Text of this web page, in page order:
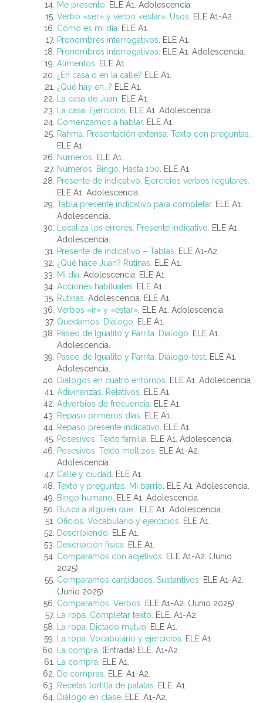
Me presento. ELE A1. Adolescencia.
Verbo «ser» y verbo «estar». Usos. ELE A1-A2.
Cómo es mi día. ELE A1.
Pronombres interrogativos. ELE A1.
Pronombres interrogativos. ELE A1. Adolescencia.
Alimentos. ELE A1.
¿En casa o en la calle? ELE A1.
¿Qué hay en…? ELE A1.
La casa de Juan. ELE A1.
La casa. Ejercicios. ELE A1. Adolescencia.
Comenzamos a hablar. ELE A1.
Rahma. Presentación extensa. Texto con preguntas.
ELE A1.
Números. ELE A1.
Números. Bingo. Hasta 100. ELE A1.
Presente de indicativo. Ejercicios verbos regulares.
ELE A1. Adolescencia.
Tabla presente indicativo para completar. ELE A1.
Adolescencia.
Localiza los errores. Presente indicativo. ELE A1.
Adolescencia.
Presente de indicativo – Tablas. ELE A1-A2.
¿Qué hace Juan? Rutinas. ELE A1.
Mi día. Adolescencia. ELE A1.
Acciones habituales. ELE A1.
Rutinas. Adolescencia. ELE A1.
Verbos «ir» y «estar». ELE A1. Adolescencia.
Quedamos. Diálogo. ELE A1.
Paseo de Igualito y Parrita. Diálogo. ELE A1.
Adolescencia.
Paseo de Igualito y Parrita. Diálogo-test. ELE A1.
Adolescencia.
Diálogos en cuatro entornos. ELE A1. Adolescencia.
Adivinanzas. Relativos. ELE A1.
Adverbios de frecuencia. ELE A1.
Repaso primeros días. ELE A1.
Repaso presente indicativo. ELE A1.
Posesivos. Texto familia. ELE A1. Adolescencia.
Posesivos. Texto mellizos. ELE A1-A2.
Adolescencia.
Calle y ciudad. ELE A1.
Texto y preguntas. Mi barrio. ELE A1. Adolescencia.
Bingo humano. ELE A1. Adolescencia.
Busca a alguien que… ELE A1. Adolescencia.
Oficios. Vocabulario y ejercicios. ELE A1.
Describiendo. ELE A1.
Descripción física. ELE A1.
Comparamos con adjetivos. ELE A1-A2. (Junio
2025).
Comparamos cantidades. Sustantivos. ELE A1-A2.
(Junio 2025).
Comparamos. Verbos. ELE A1-A2. (Junio 2025).
La ropa. Completar texto. ELE. A1-A2.
La ropa. Dictado mutuo. ELE A1.
La ropa. Vocabulario y ejercicios. ELE A1.
La compra. (Entrada) ELE. A1-A2.
La compra. ELE A1.
De compras. ELE. A1-A2.
Recetas tortilla de patatas. ELE. A1.
Diálogo en clase. ELE. A1-A2.